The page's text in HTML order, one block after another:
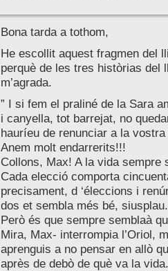
Bona tarda a tothom,
He escollit aquest fragmen del
perquè de les tres històrias del
m’agrada.
” I si fem el praliné de la Sara
i canyella, tot barrejat, no
hauríeu de renunciar a la
Anem molt endarrerits!!!
Collons, Max! A la vida sempre
Cada elecció comporta
precisament, d ‘éleccions i
dos et sembla més bé, siusplau.
Però és que sempre semblaà
Mira, Max- interrompia l’Oriol,
aprenguis a no pensar en allò
après de debò de què va la vida.